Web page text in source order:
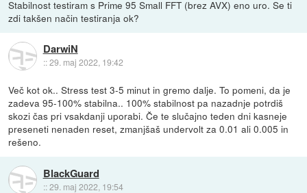
Stabilnost testiram s Prime 95 Small FFT (brez AVX) eno uro. Se ti
zdi takšen način testiranja ok?
DarwiN
::29. maj 2022, 19:42
Več kot ok.. Stress test 3-5 minut in gremo dalje. To pomeni, da je
zadeva 95-100% stabilna.. 100% stabilnost pa nazadnje potrdiš
skozi čas pri vsakdanji uporabi. Če te slučajno teden dni kasneje
preseneti nenaden reset, zmanjšaš undervolt za 0.01 ali 0.005 in
rešeno.
BlackGuard
::29. maj 2022, 19:54